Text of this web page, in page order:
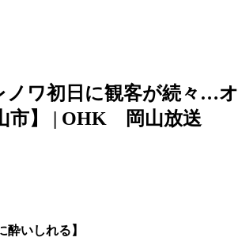
ノワ初日に観客が続々…オ
市】 | OHK 岡山放送
いしれる】